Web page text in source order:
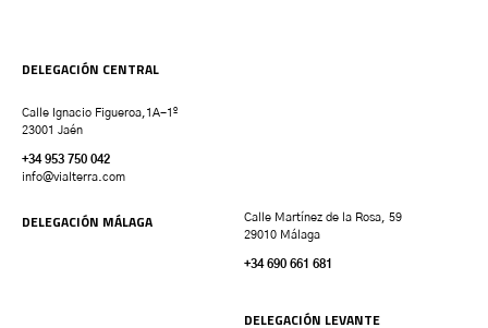
DELEGACIÓN CENTRAL
Calle Ignacio Figueroa,1A-1º
23001 Jaén
+34 953 750 042
info@vialterra.com
DELEGACIÓN MÁLAGA
Calle Martínez de la Rosa, 59
29010 Málaga
+34 690 661 681
DELEGACIÓN LEVANTE